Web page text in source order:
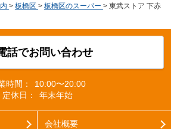
> 板橋区 > 板橋区のスーパー > 東武ストア 下赤
話でお問い合わせ
時間：
10:00〜20:00
定休日：
年末年始
会社概要